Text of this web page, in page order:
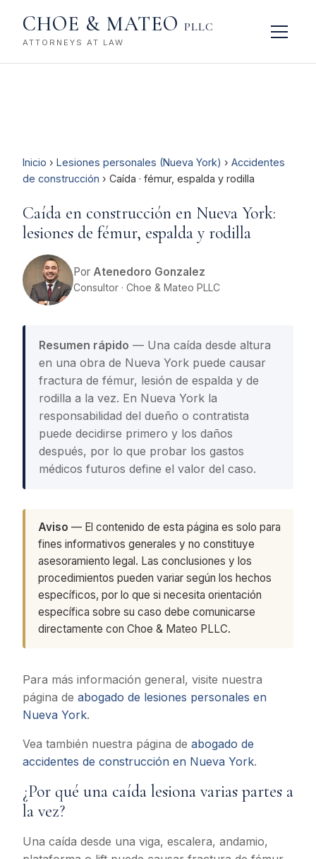
CHOE & MATEO PLLC
ATTORNEYS AT LAW
Inicio › Lesiones personales (Nueva York) › Accidentes
de construcción › Caída · fémur, espalda y rodilla
Caída en construcción en Nueva York:
lesiones de fémur, espalda y rodilla
Por Atenedoro Gonzalez
Consultor · Choe & Mateo PLLC
Resumen rápido — Una caída desde altura
en una obra de Nueva York puede causar
fractura de fémur, lesión de espalda y de
rodilla a la vez. En Nueva York la
responsabilidad del dueño o contratista
puede decidirse primero y los daños
después, por lo que probar los gastos
médicos futuros define el valor del caso.
Aviso — El contenido de esta página es solo para
fines informativos generales y no constituye
asesoramiento legal. Las conclusiones y los
procedimientos pueden variar según los hechos
específicos, por lo que si necesita orientación
específica sobre su caso debe comunicarse
directamente con Choe & Mateo PLLC.
Para más información general, visite nuestra
página de abogado de lesiones personales en
Nueva York.
Vea también nuestra página de abogado de
accidentes de construcción en Nueva York.
¿Por qué una caída lesiona varias partes a
la vez?
Una caída desde una viga, escalera, andamio,